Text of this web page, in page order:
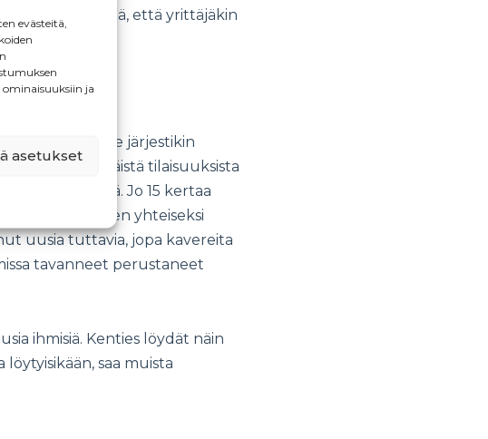
evästeitä,
ja
asetukset
siitä, että yrittäjäkin
yhteen ja se järjestikin
esimerkki näistä tilaisuuksista
yrittäjyydestä. Jo 15 kertaa
jäsenten yhteiseksi
uusia tuttavia, jopa kavereita
tavanneet perustaneet
ihmisiä. Kenties löydät näin
saa muista